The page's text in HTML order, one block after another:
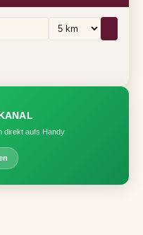
direkt aufs Handy